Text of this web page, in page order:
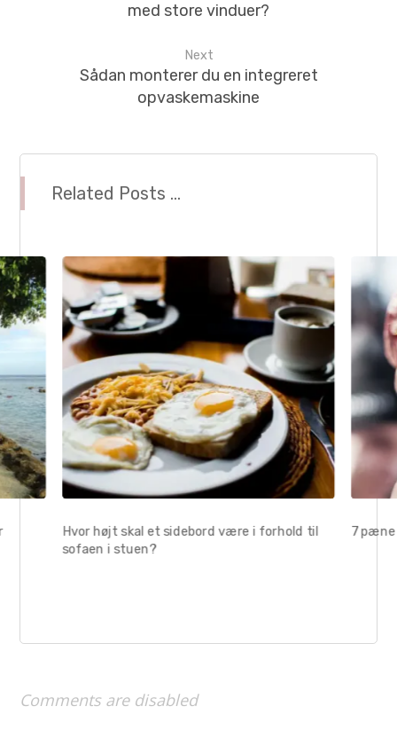
med store vinduer?
Next
Sådan monterer du en integreret
opvaskemaskine
Related Posts ...
Hvor højt skal et sidebord være i forhold til
sofaen i stuen?
7
Comments are disabled